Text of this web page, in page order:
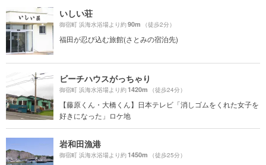
いしい荘
御宿町 浜海水浴場より約90m （徒歩2分）
福田が忍び込む旅館(さとみの宿泊先)
ビーチハウスがっちゃり
御宿町 浜海水浴場より約1420m （徒歩24分）
【藤原くん・大橋くん】日本テレビ「消しゴムをくれた女子を
好きになった」ロケ地
岩和田漁港
御宿町 浜海水浴場より約1450m （徒歩25分）